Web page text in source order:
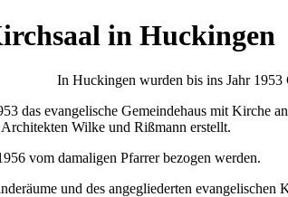
in Huckingen
In Huckingen wurden bis ins Jahr 1953
das evangelische Gemeindehaus mit Kirche
Wilke und Rißmann erstellt.
vom damaligen Pfarrer bezogen werden.
und des angegliederten evangelischen